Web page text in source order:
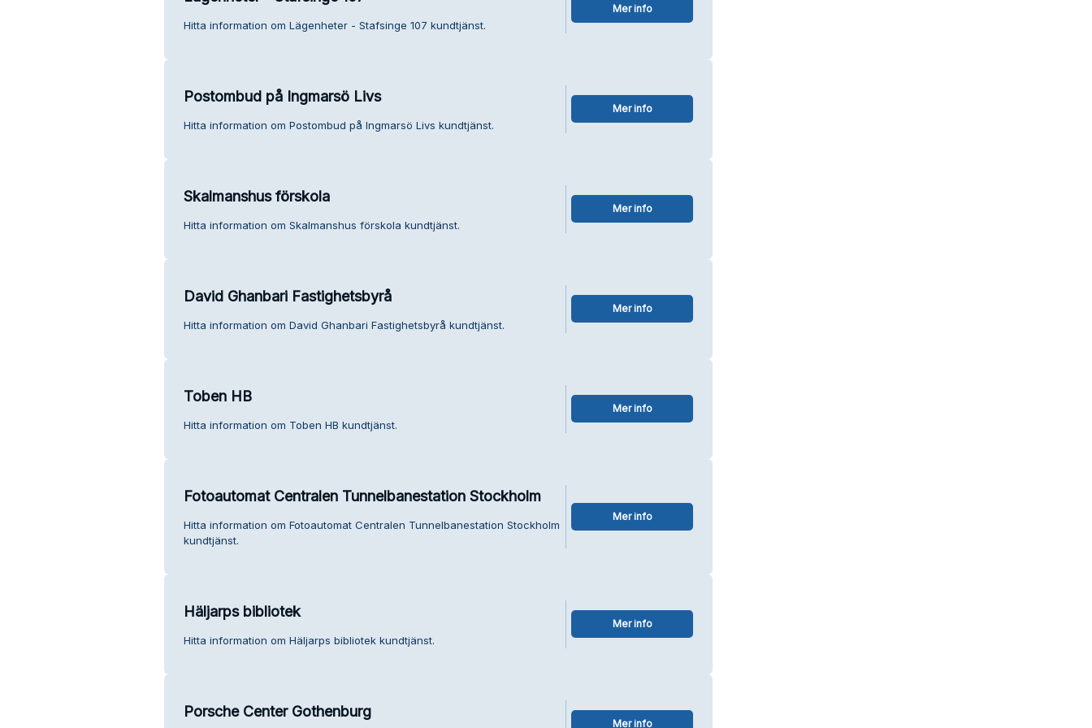
Hitta information om Lägenheter - Stafsinge 107 kundtjänst.
Mer info
Postombud på Ingmarsö Livs
Hitta information om Postombud på Ingmarsö Livs kundtjänst.
Mer info
Skalmanshus förskola
Hitta information om Skalmanshus förskola kundtjänst.
Mer info
David Ghanbari Fastighetsbyrå
Hitta information om David Ghanbari Fastighetsbyrå kundtjänst.
Mer info
Toben HB
Hitta information om Toben HB kundtjänst.
Mer info
Fotoautomat Centralen Tunnelbanestation Stockholm
Hitta information om Fotoautomat Centralen Tunnelbanestation Stockholm
kundtjänst.
Mer info
Häljarps bibliotek
Hitta information om Häljarps bibliotek kundtjänst.
Mer info
Porsche Center Gothenburg
Mer info